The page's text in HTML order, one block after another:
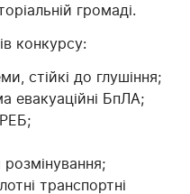
громаді.
конкурсу:
стійкі до глушіння;
евакуаційні БпЛА;
транспортні